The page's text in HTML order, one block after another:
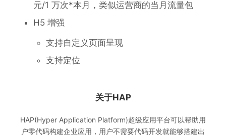
元/1 万次*本月，类似运营商的当月流量包
H5 增强
支持自定义页面呈现
支持定位
关于HAP
HAP(Hyper Application Platform)超级应用平台可以帮助用
户零代码构建企业应用，用户不需要代码开发就能够搭建出